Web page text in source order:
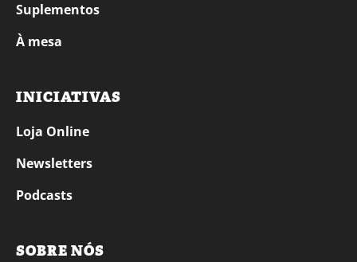
Suplementos
À mesa
INICIATIVAS
Loja Online
Newsletters
Podcasts
SOBRE NÓS